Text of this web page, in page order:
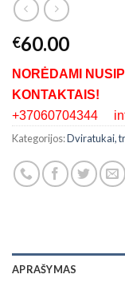
€60.00
NORĖDAMI
KONTAKTAIS!
+37060704344
Kategorijos:Dviratukai,
APRAŠYMAS